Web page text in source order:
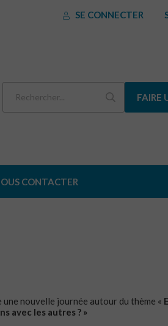
SE CONNECTER
FAIRE
CONTACTER
nouvelle journée autour du thème «
avec les autres ? »